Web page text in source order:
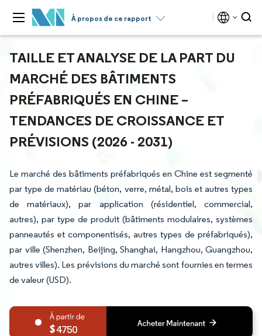
À propos de ce rapport
TAILLE ET ANALYSE DE LA PART DU
MARCHÉ DES BÂTIMENTS
PRÉFABRIQUÉS EN CHINE –
TENDANCES DE CROISSANCE ET
PRÉVISIONS (2026 - 2031)
Le marché des bâtiments préfabriqués en Chine est segmenté
par type de matériau (béton, verre, métal, bois et autres types
de matériaux), par application (résidentiel, commercial,
autres), par type de produit (bâtiments modulaires, systèmes
panneautés et componentisés, autres types de préfabriqués),
par ville (Shenzhen, Beijing, Shanghai, Hangzhou, Guangzhou,
autres villes). Les prévisions du marché sont fournies en termes
de valeur (USD).
4750